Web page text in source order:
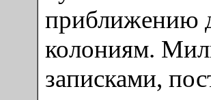
приближению
колониям.
записками,